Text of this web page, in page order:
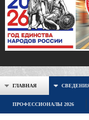
ГЛАВНАЯ
ПРОФЕССИОНАЛЫ 2026